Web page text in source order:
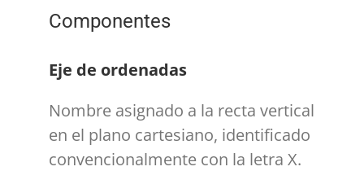
Componentes
Eje de ordenadas
Nombre asignado a la recta vertical
en el plano cartesiano, identificado
convencionalmente con la letra X.